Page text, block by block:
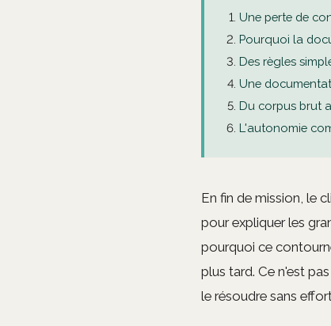
Une perte de
Pourquoi la
Des règles
Une
Du corpus brut
L'autonomie
En fin de mission, le
pour expliquer les
pourquoi ce
plus tard. Ce n'est
le résoudre sans